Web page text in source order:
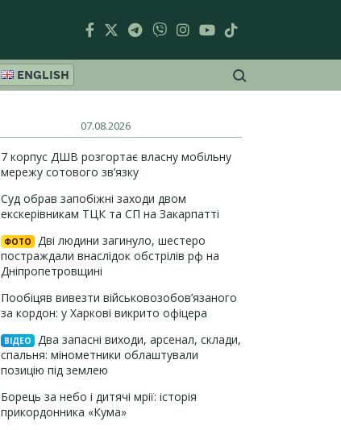
ENGLISH
07.08.2026
7 корпус ДШВ розгортає власну мобільну
мережу сотового зв’язку
Суд обрав запобіжні заходи двом
екскерівникам ТЦК та СП на Закарпатті
ФОТО
Дві людини загинуло, шестеро
постраждали внаслідок обстрілів рф на
Дніпропетровщині
Пообіцяв вивезти військовозобов’язаного
за кордон: у Харкові викрито офіцера
ВІДЕО
Два запасні виходи, арсенал, склади,
спальня: мінометники облаштували
позицію під землею
Борець за небо і дитячі мрії: історія
прикордонника «Кума»